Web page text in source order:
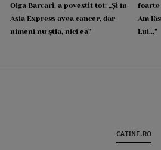
Olga Barcari, a povestit tot: „Și în
Asia Express avea cancer, dar
nimeni nu știa, nici ea”
foarte
Am
Lui...”
CATINE.RO